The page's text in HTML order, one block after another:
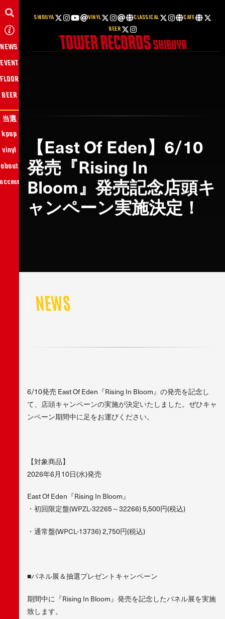
SHIBUYA VINYL CLASSICAL
CAFE
BEER
NEWS
EVENT
当選
FLOOR
BEER
kpop
vinyl
about
【East Of Eden】6/10
発売『Rising In
Bloom』発売記念店頭キ
ャンペーン実施決定！
NEWS
6/10発売 East Of Eden『Rising In Bloom』の発売を記念し
て、店頭キャンペーンの実施が決定いたしました。ぜひキャ
ンペーン期間中に足をお運びください。
【対象商品】
2026年6月10日(水)発売
East Of Eden『Rising In Bloom』
・初回限定盤(WPZL-32265～32266) 5,500円(税込)
・通常盤(WPCL-13736) 2,750円(税込)
■パネル展＆抽選プレゼントキャンペーン
期間中に『Rising In Bloom』発売を記念したパネル展を実施
致します。